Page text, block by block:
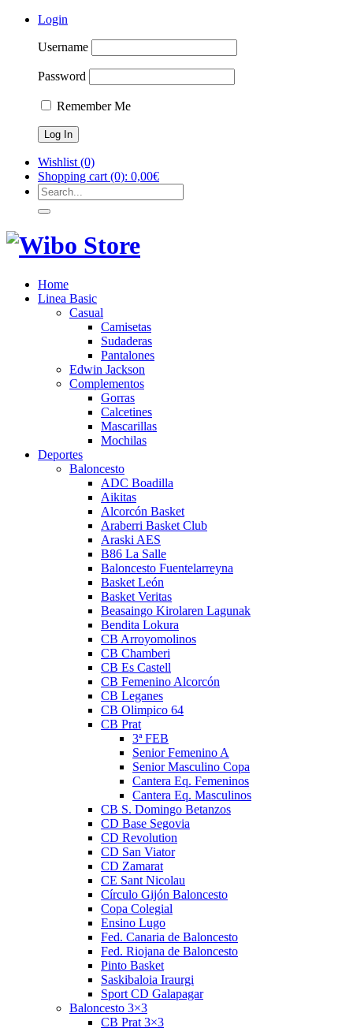
Login
Username
Password
Remember Me
Wishlist (0)
Shopping cart (0): 0,00€
Home
Linea Basic
Casual
Camisetas
Sudaderas
Pantalones
Edwin Jackson
Complementos
Gorras
Calcetines
Mascarillas
Mochilas
Deportes
Baloncesto
ADC Boadilla
Aikitas
Alcorcón Basket
Araberri Basket Club
Araski AES
B86 La Salle
Baloncesto Fuentelarreyna
Basket León
Basket Veritas
Beasaingo Kirolaren Lagunak
Bendita Lokura
CB Arroyomolinos
CB Chamberi
CB Es Castell
CB Femenino Alcorcón
CB Leganes
CB Olimpico 64
CB Prat
3ª FEB
Senior Femenino A
Senior Masculino Copa
Cantera Eq. Femeninos
Cantera Eq. Masculinos
CB S. Domingo Betanzos
CD Base Segovia
CD Revolution
CD San Viator
CD Zamarat
CE Sant Nicolau
Círculo Gijón Baloncesto
Copa Colegial
Ensino Lugo
Fed. Canaria de Baloncesto
Fed. Riojana de Baloncesto
Pinto Basket
Saskibaloia Iraurgi
Sport CD Galapagar
Baloncesto 3×3
CB Prat 3×3